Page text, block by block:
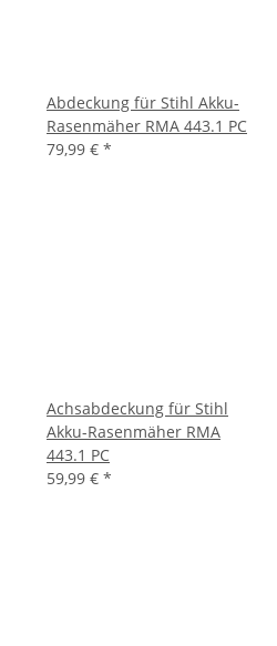
Abdeckung für Stihl Akku-
Rasenmäher RMA 443.1 PC
79,99 € *
Achsabdeckung für Stihl
Akku-Rasenmäher RMA
443.1 PC
59,99 € *